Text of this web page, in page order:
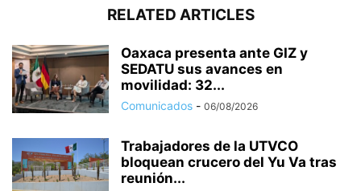
RELATED ARTICLES
Oaxaca presenta ante GIZ y
SEDATU sus avances en
movilidad: 32...
Comunicados - 06/08/2026
Trabajadores de la UTVCO
bloquean crucero del Yu Va tras
reunión...